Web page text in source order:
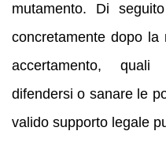
mutamento. Di
concretamente dopo
accertamento,
difendersi o sanare le
valido supporto legale